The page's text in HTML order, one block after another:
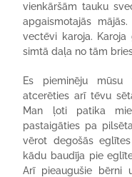
vienkāršām tauku
apgaismotajās
vectēvi karoja.
simtā daļa no tām
Es pieminēju
atcerēties arī tēvu
Man ļoti patika
pastaigāties pa
vērot degošās
kādu baudīja pie
Arī pieaugušie bērni